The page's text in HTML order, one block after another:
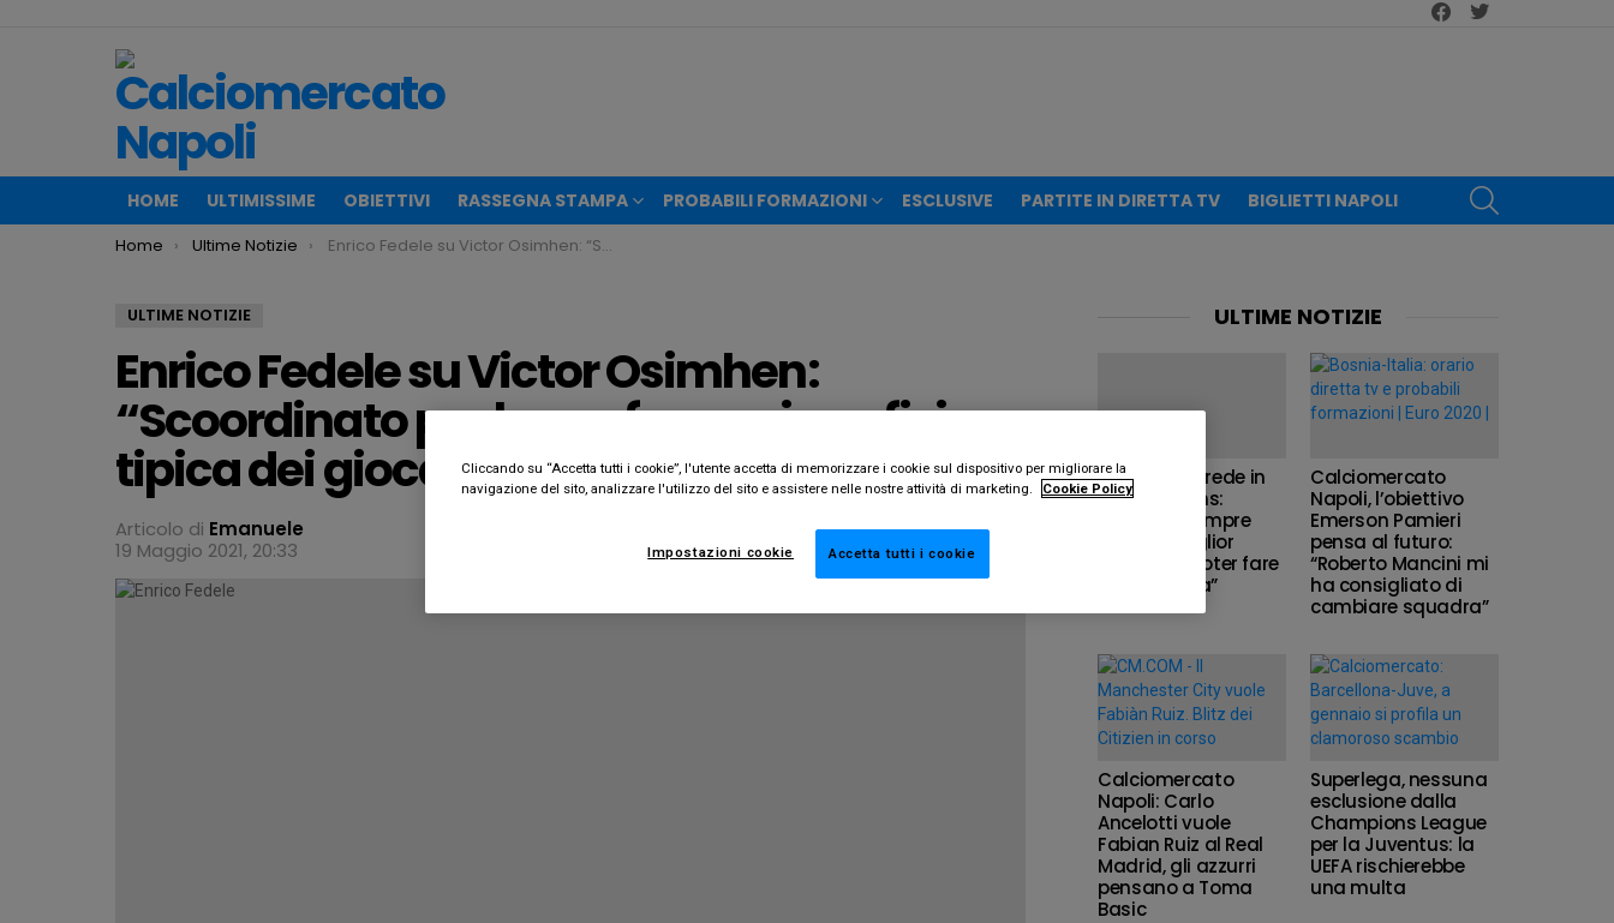
HOME ULTIMISSIME OBIETTIVI RASSEGNA STAMPA PROBABILI FORMAZIONI ESCLUSIVE PARTITE IN DIRETTA TV BIGLIETTI NAPOLI
You are here:
Home Ultime Notizie Enrico Fedele su Victor Osimhen: “Scoordinato per la conformazione fisica tipica dei giocatori di colore”
ULTIME NOTIZIE
Enrico Fedele su Victor Osimhen:
“Scoordinato per la conformazione fisica
tipica dei giocatori di colore”
Articolo di Emanuele
19 Maggio 2021, 20:33
ULTIME NOTIZIE
Belgio, il ct crede in
Dries Mertens:
“Capisce sempre
qual è il miglior
modo per poter fare
la differenza”
Calciomercato
Napoli, l’obiettivo
Emerson Pamieri
pensa al futuro:
“Roberto Mancini mi
ha consigliato di
cambiare squadra”
Calciomercato
Napoli: Carlo
Ancelotti vuole
Fabian Ruiz al Real
Madrid, gli azzurri
pensano a Toma
Basic
Superlega, nessuna
esclusione dalla
Champions League
per la Juventus: la
UEFA rischierebbe
una multa
Cliccando su “Accetta tutti i cookie”, l'utente accetta di memorizzare i cookie sul dispositivo per migliorare la
navigazione del sito, analizzare l'utilizzo del sito e assistere nelle nostre attività di marketing.
Cookie Policy
Accetta tutti i cookie
Impostazioni cookie